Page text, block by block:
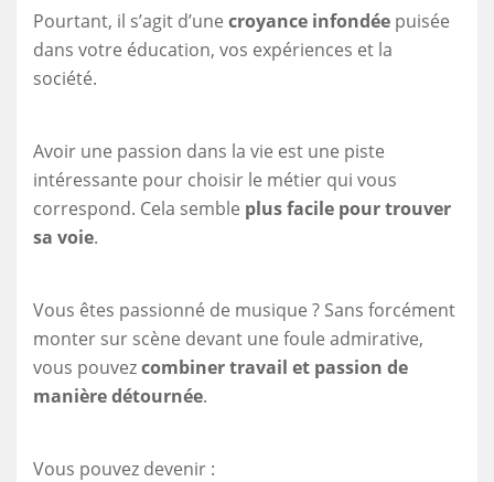
Pourtant, il s’agit d’une croyance infondée puisée
dans votre éducation, vos expériences et la
société.
Avoir une passion dans la vie est une piste
intéressante pour choisir le métier qui vous
correspond. Cela semble plus facile pour trouver
sa voie.
Vous êtes passionné de musique ? Sans forcément
monter sur scène devant une foule admirative,
vous pouvezcombiner travail et passion de
manière détournée.
Vous pouvez devenir :